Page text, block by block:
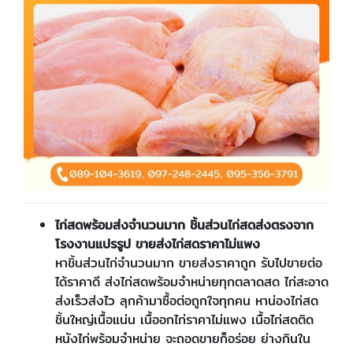
ไก่สดพร้อมส่งจำนวนมาก ชิ้นส่วนไก่สดส่งตรงจาก
โรงงานแปรรูป ขายส่งไก่สดราคาไม่แพง
หาชิ้นส่วนไก่จำนวนมาก ขายส่งราคาถูก รับไปขายต่อ
ได้ราคาดี ส่งไก่สดพร้อมจำหน่ายทุกตลาดสด ไก่สะอาด
ส่งเร็วส่งไว ลุกค้ามาซื้อต่อถูกใจทุกคน หาน่องไก่สด
ชิ้นใหญ่เนื้อแน่น เนื้ออกไก่ราคาไม่แพง เนื้อไก่สดติด
หนังไก่พร้อมจำหน่าย จะถอดขายก็อร่อย ย่างกินใน